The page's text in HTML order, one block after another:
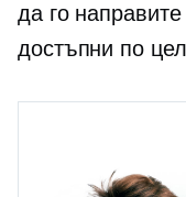
да го
достъпни по